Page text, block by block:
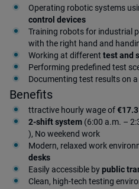
Operating robotic systems
control devices
Training robots for industrial
with the right hand and
Working at different test and
Performing predefined test
Documenting test results on
Benefits
ttractive hourly wage of
2-shift system (6:00 a.m. –
), No weekend work
Modern, relaxed work
desks
Easily accessible bypublic
Clean, high-tech testing